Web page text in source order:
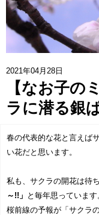
2021年04月28日
【なお子の
ラに潜る銀
春の代表的な花と言えば
い花だと思います。
私も、サクラの開花は待
～!!」 と毎年思っています
桜前線の予報が「サクラ
スタッフブログ
協賛企業一覧
お問い合わせ
銀